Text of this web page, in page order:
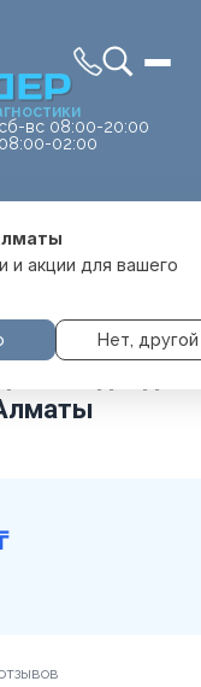
сб-вс 08:00-20:00
08:00-02:00
и акции для вашего
Нет, другой
и цены МРТ Суставов
суставы